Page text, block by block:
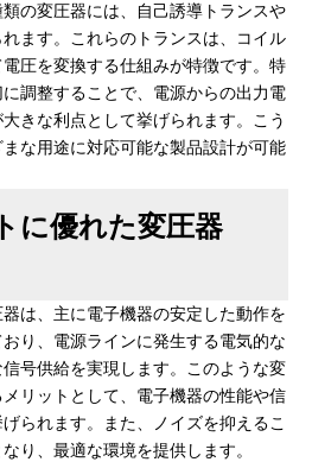
の変圧器には、自己誘導トランスや
ます。これらのトランスは、コイル
圧を変換する仕組みが特徴です。特
調整することで、電源からの出力電
きな利点として挙げられます。こう
な用途に対応可能な製品設計が可能
に優れた変圧器
は、主に電子機器の安定した動作を
り、電源ラインに発生する電気的な
号供給を実現します。このような変
リットとして、電子機器の性能や信
られます。また、ノイズを抑えるこ
り、最適な環境を提供します。